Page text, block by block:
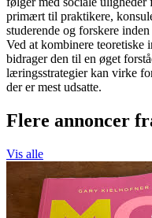
primært til praktikere,
studerende og forskere
Ved at kombinere teoretiske
bidrager den til en øget
læringsstrategier kan virke
der er mest udsatte.
Flere annoncer
Vis alle